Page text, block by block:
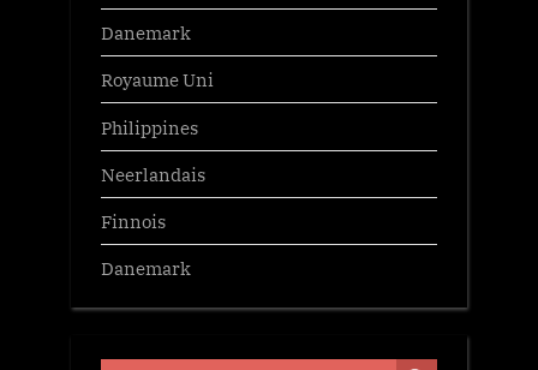
Danemark
Royaume Uni
Philippines
Neerlandais
Finnois
Danemark